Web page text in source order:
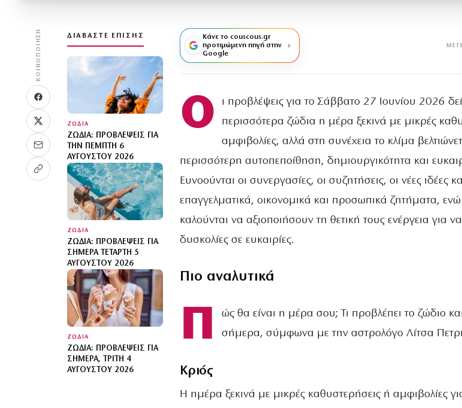
ΚΟΙΝΟΠΟΊΗΣΗ ΔΙΑΒΆΣΤΕ ΕΠΊΣΗΣ
ΖΩΔΙΑ
ΖΏΔΙΑ: ΠΡΟΒΛΈΨΕΙΣ ΓΙΑ
ΤΗΝ ΠΈΜΠΤΗ 6
ΑΥΓΟΎΣΤΟΥ 2026
ΖΩΔΙΑ
ΖΏΔΙΑ: ΠΡΟΒΛΈΨΕΙΣ ΓΙΑ
ΣΉΜΕΡΑ ΤΕΤΆΡΤΗ 5
ΑΥΓΟΎΣΤΟΥ 2026
ΖΩΔΙΑ
ΖΏΔΙΑ: ΠΡΟΒΛΈΨΕΙΣ ΓΙΑ
ΣΉΜΕΡΑ, ΤΡΊΤΗ 4
ΑΥΓΟΎΣΤΟΥ 2026
Κάνε το couscous.gr
προτιμώμενη πηγή στην
Google
Ο
ι προβλέψεις για το Σάββατο 27 Ιουνίου 2026
περισσότερα ζώδια η μέρα ξεκινά με μικρές
αμφιβολίες, αλλά στη συνέχεια το κλίμα
περισσότερη αυτοπεποίθηση, δημιουργικότητα και
Ευνοούνται οι συνεργασίες, οι συζητήσεις, οι νέες ιδέες
επαγγελματικά, οικονομικά και προσωπικά ζητήματα,
καλούνται να αξιοποιήσουν τη θετική τους ενέργεια για
δυσκολίες σε ευκαιρίες.
Πιο αναλυτικά
Π
ώς θα είναι η μέρα σου; Τι προβλέπει το ζώδιο
σήμερα, σύμφωνα με την αστρολόγο Λίτσα
Κριός
Η ημέρα ξεκινά με μικρές καθυστερήσεις ή αμφιβολίες